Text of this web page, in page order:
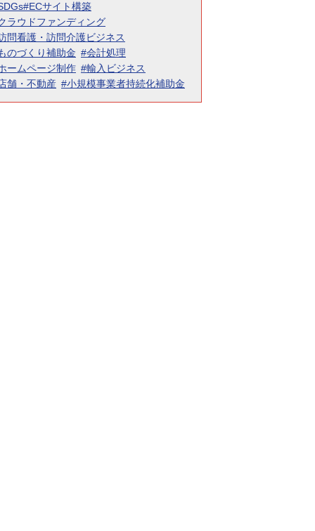
#ECサイト構築
ラウドファンディング
問看護・訪問介護ビジネス
のづくり補助金 #会計処理
ームページ制作 #輸入ビジネス
舗・不動産 #小規模事業者持続化補助金